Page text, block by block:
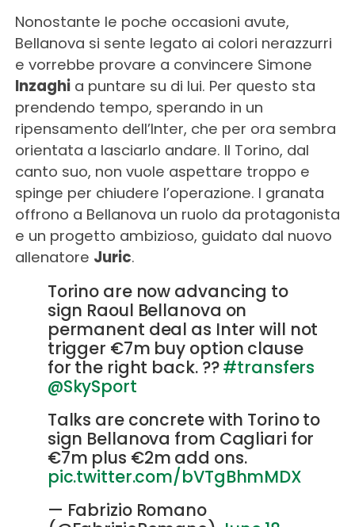
Nonostante le poche occasioni avute,
Bellanova si sente legato ai colori nerazzurri
e vorrebbe provare a convincere Simone
Inzaghia puntare su di lui. Per questo sta
prendendo tempo, sperando in un
ripensamento dell’Inter, che per ora sembra
orientata a lasciarlo andare. Il Torino, dal
canto suo, non vuole aspettare troppo e
spinge per chiudere l’operazione. I granata
offrono a Bellanova un ruolo da protagonista
e un progetto ambizioso, guidato dal nuovo
allenatore Juric.
Torino are now advancing to
sign Raoul Bellanova on
permanent deal as Inter will not
trigger €7m buy option clause
for the right back. ??#transfers
@SkySport
Talks are concrete with Torino to
sign Bellanova from Cagliari for
€7m plus €2m add ons.
pic.twitter.com/bVTgBhmMDX
— Fabrizio Romano